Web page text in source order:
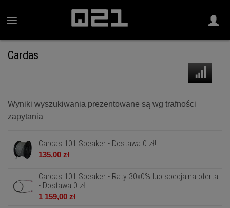
Cardas
Wyniki wyszukiwania prezentowane są wg trafności
zapytania
Cardas 101 Speaker - Dostawa 0 zł!
135,00 zł
Cardas 101 Speaker - Raty 30x0% lub specjalna oferta!
- Dostawa 0 zł!
1 159,00 zł